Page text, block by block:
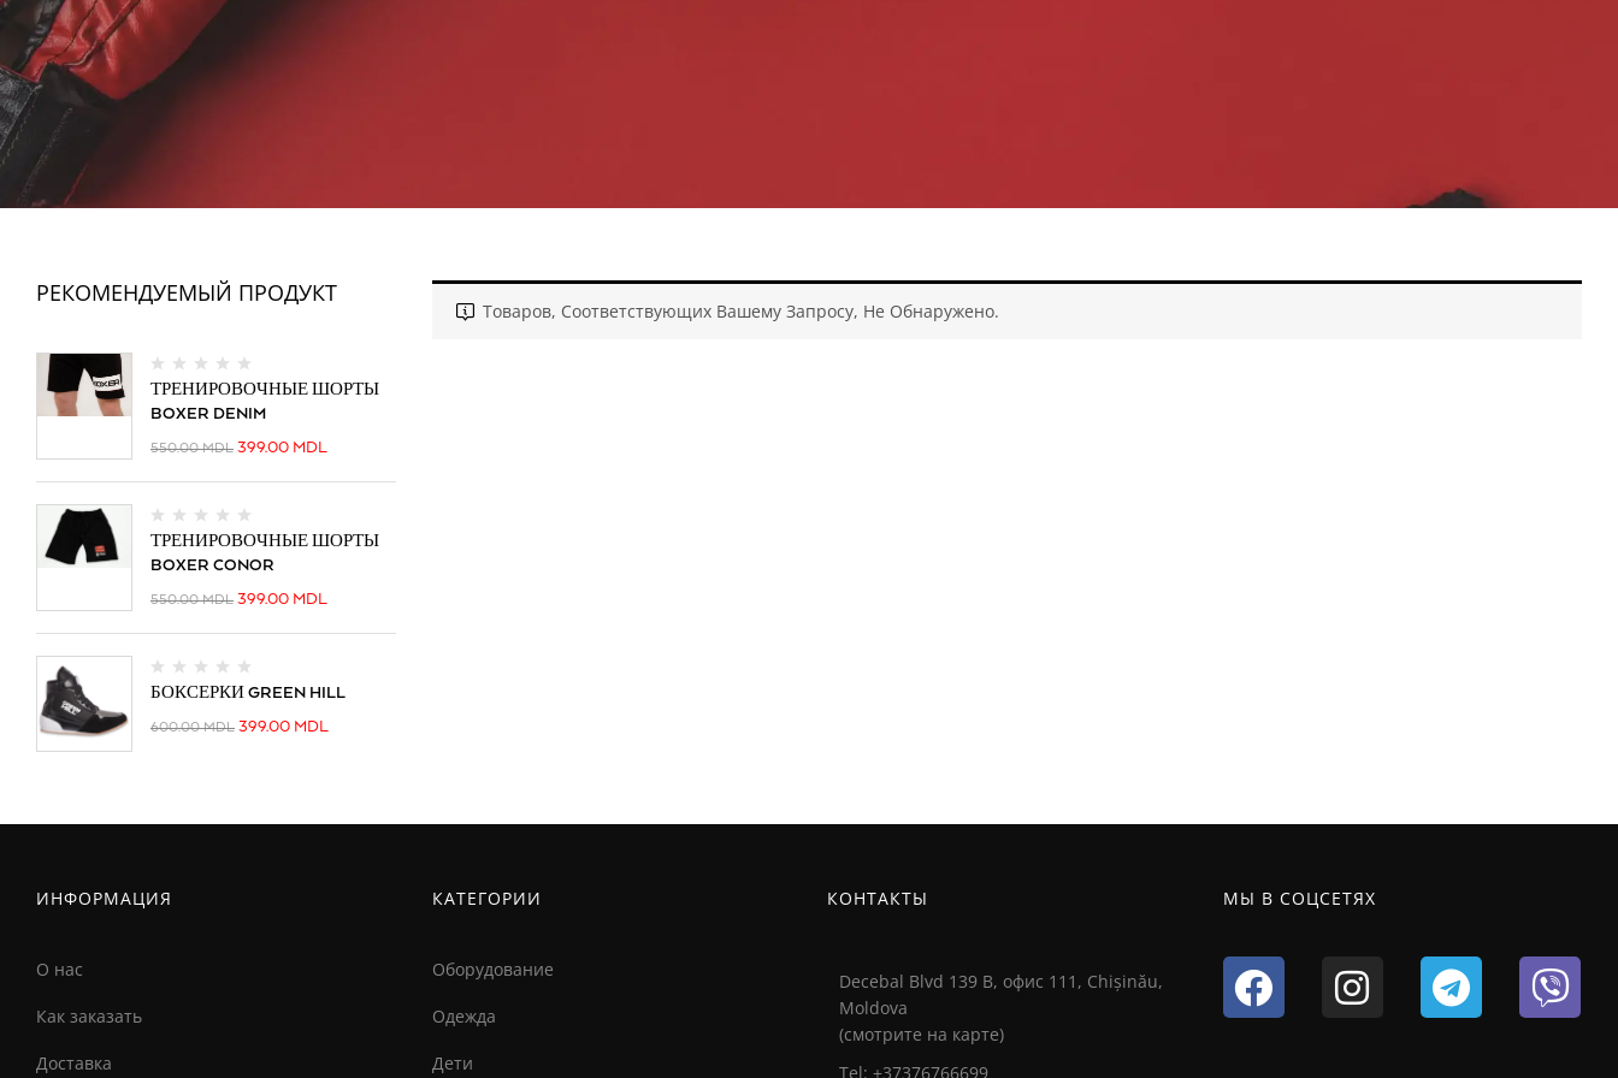
ФИТНЕС
РЕКОМЕНДУЕМЫЙ ПРОДУКТ
ТРЕНИРОВОЧНЫЕ ШОРТЫ
BOXER DENIM
550.00MDL 399.00 MDL
ТРЕНИРОВОЧНЫЕ ШОРТЫ
BOXER CONOR
550.00MDL 399.00 MDL
БОКСЕРКИ GREEN HILL
600.00MDL 399.00 MDL
Товаров, Соответствующих Вашему Запросу, Не Обнаружено.
ИНФОРМАЦИЯ
О нас
Как заказать
Доставка
КАТЕГОРИИ
Оборудование
Одежда
Дети
КОНТАКТЫ
Decebal Blvd 139 B, офис 111, Chișinău,
Moldova
(смотрите на карте)
Tel: +37376766699
МЫ В СОЦСЕТЯХ